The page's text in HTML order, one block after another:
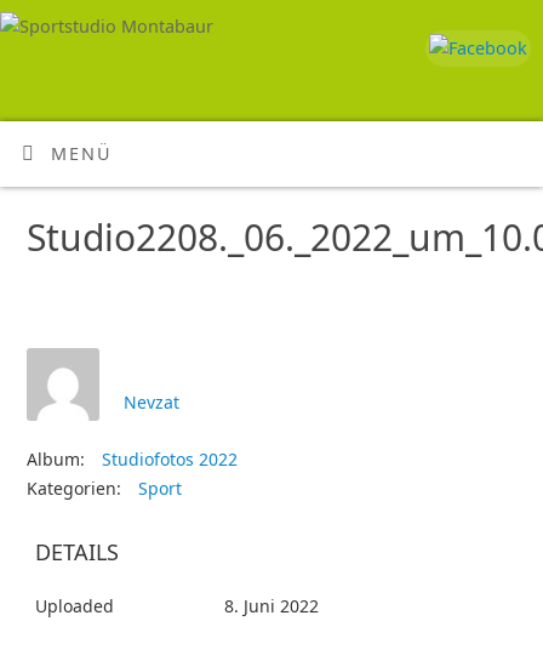
MENÜ
Nevzat
Album:
Studiofotos 2022
Kategorien:
Sport
DETAILS
Uploaded 8. Juni 2022